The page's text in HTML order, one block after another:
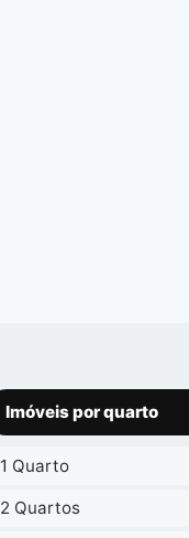
Imóveis por quarto
1 Quarto
2 Quartos